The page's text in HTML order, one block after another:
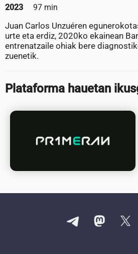
2023 97 min
Juan Carlos Unzuéren
urte eta erdiz, 2020ko ekainean
entrenatzaile ohiak bere
zuenetik.
Plataforma hauetan